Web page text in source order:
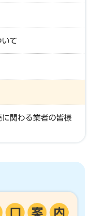
いて
関わる業者の皆様